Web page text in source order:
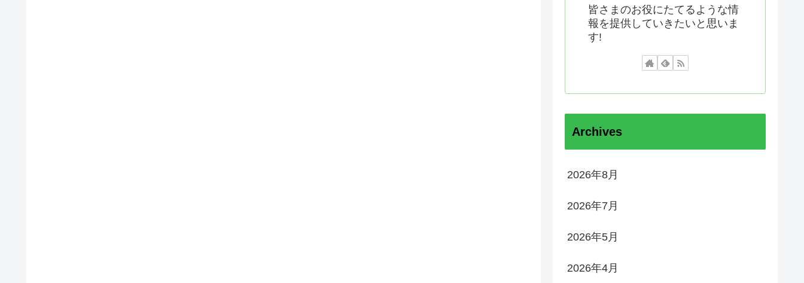
皆さまのお役にたてるような情
報を提供していきたいと思いま
す!
Archives
2026年8月
2026年7月
2026年5月
2026年4月